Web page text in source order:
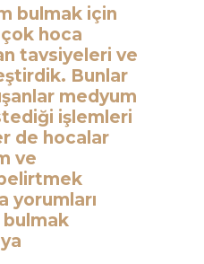
bulmak için
hoca
tavsiyeleri ve
Bunlar
medyum
işlemleri
de hocalar
ve
yorumları
bulmak